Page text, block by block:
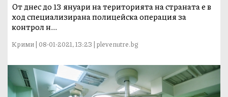
От днес до 13 януари на територията на страната е в
ход специализирана полицейска операция за
контрол н...
Крими | 08-01-2021, 13:23 | plevenutre.bg